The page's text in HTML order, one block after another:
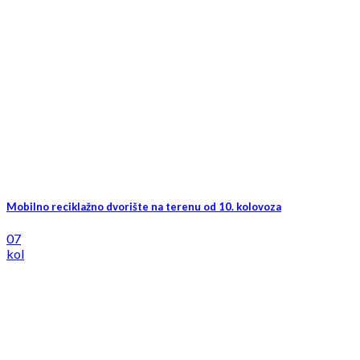
Mobilno reciklažno dvorište na terenu od 10. kolovoza
07
kol